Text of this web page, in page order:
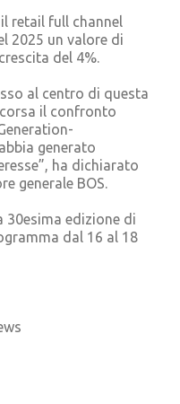
il retail full channel
2025 un valore di
del 4%.
al centro di questa
il confronto
generato
ha dichiarato
generale BOS.
30esima edizione di
dal 16 al 18